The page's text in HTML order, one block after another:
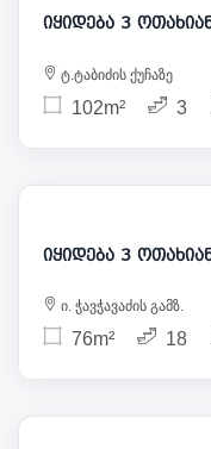
ტ.ტაბიძის ქუჩაზე
102m² 3
ი. ჭავჭავაძის გამზ.
76m² 18